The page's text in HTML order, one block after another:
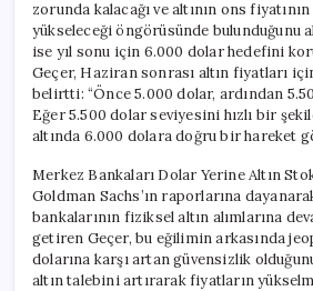
zorunda kalacağı ve altının ons
yükseleceği öngörüsünde bulunduğunu
ise yıl sonu için 6.000 dolar hedefini
Geçer, Haziran sonrası altın fiyatları
belirtti: “Önce 5.000 dolar, ardından
Eğer 5.500 dolar seviyesini hızlı bir
altında 6.000 dolara doğru bir hareket
Merkez Bankaları Dolar Yerine Altın
Goldman Sachs’ın raporlarına
bankalarının fiziksel altın alımlarına
getiren Geçer, bu eğilimin arkasında
dolarına karşı artan güvensizlik
altın talebini artırarak fiyatların